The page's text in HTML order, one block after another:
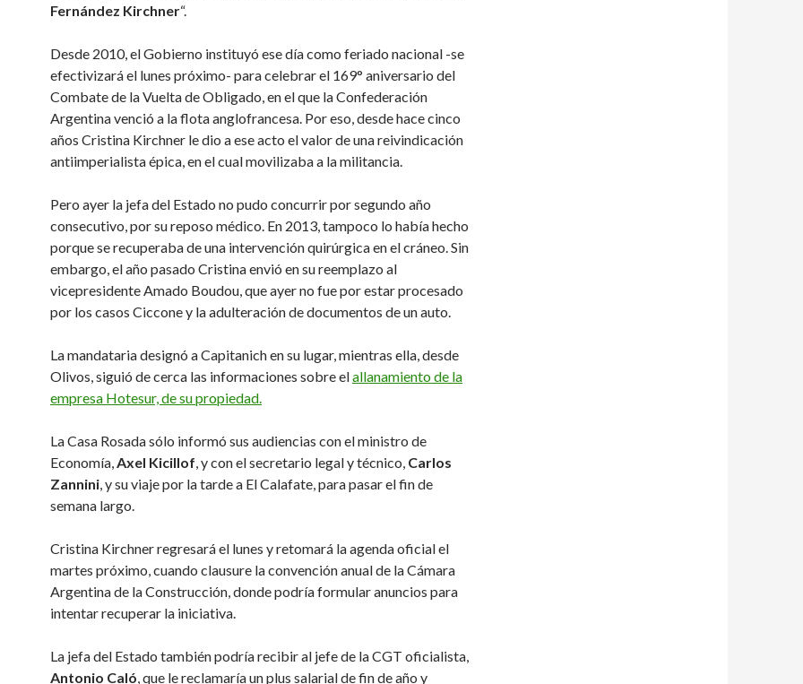
Fernández Kirchner“.
Desde 2010, el Gobierno instituyó ese día como feriado nacional -se
efectivizará el lunes próximo- para celebrar el 169° aniversario del
Combate de la Vuelta de Obligado, en el que la Confederación
Argentina venció a la flota anglofrancesa. Por eso, desde hace cinco
años Cristina Kirchner le dio a ese acto el valor de una reivindicación
antiimperialista épica, en el cual movilizaba a la militancia.
Pero ayer la jefa del Estado no pudo concurrir por segundo año
consecutivo, por su reposo médico. En 2013, tampoco lo había hecho
porque se recuperaba de una intervención quirúrgica en el cráneo. Sin
embargo, el año pasado Cristina envió en su reemplazo al
vicepresidente Amado Boudou, que ayer no fue por estar procesado
por los casos Ciccone y la adulteración de documentos de un auto.
La mandataria designó a Capitanich en su lugar, mientras ella, desde
Olivos, siguió de cerca las informaciones sobre elallanamiento de la
empresa Hotesur, de su propiedad.
La Casa Rosada sólo informó sus audiencias con el ministro de
Economía,Axel Kicillof, y con el secretario legal y técnico, Carlos
Zannini, y su viaje por la tarde a El Calafate, para pasar el fin de
semana largo.
Cristina Kirchner regresará el lunes y retomará la agenda oficial el
martes próximo, cuando clausure la convención anual de la Cámara
Argentina de la Construcción, donde podría formular anuncios para
intentar recuperar la iniciativa.
La jefa del Estado también podría recibir al jefe de la CGT oficialista,
Antonio Caló, que le reclamaría un plus salarial de fin de año y